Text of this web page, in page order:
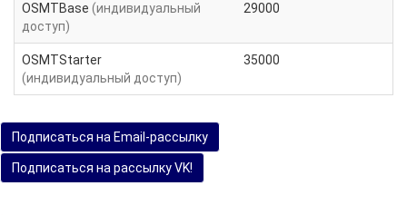
OSMTBase (индивидуальный
доступ)
29000
OSMTStarter
(индивидуальный доступ)
35000
Подписаться на Email-рассылку
Подписаться на рассылку VK!